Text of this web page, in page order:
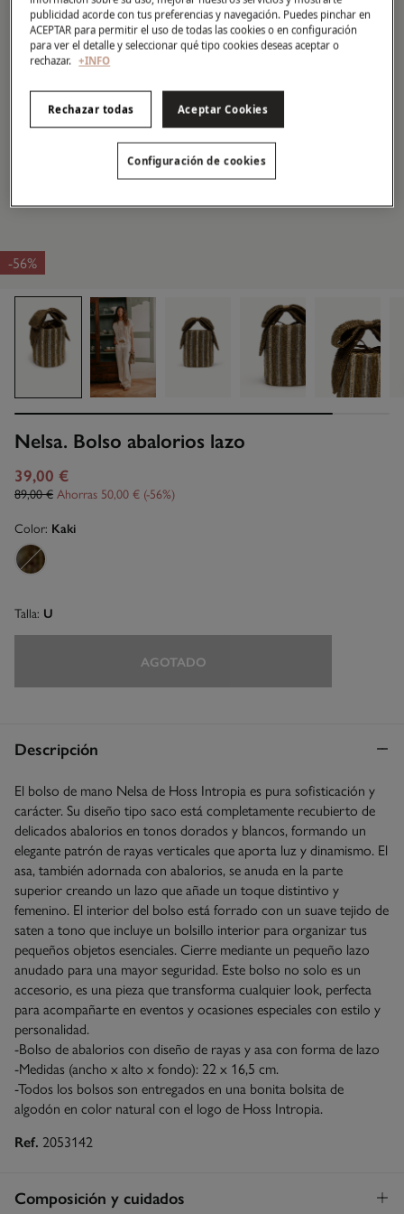
-56%
Nelsa. Bolso abalorios lazo
39,00 €
89,00 € Ahorras 50,00 € 56
Color: Kaki
Talla: U
AGOTADO
Descripción
El bolso de mano Nelsa de Hoss Intropia es pura sofisticación y
carácter. Su diseño tipo saco está completamente recubierto de
delicados abalorios en tonos dorados y blancos, formando un
elegante patrón de rayas verticales que aporta luz y dinamismo. El
asa, también adornada con abalorios, se anuda en la parte
superior creando un lazo que añade un toque distintivo y
femenino. El interior del bolso está forrado con un suave tejido de
saten a tono que incluye un bolsillo interior para organizar tus
pequeños objetos esenciales. Cierre mediante un pequeño lazo
anudado para una mayor seguridad. Este bolso no solo es un
accesorio, es una pieza que transforma cualquier look, perfecta
para acompañarte en eventos y ocasiones especiales con estilo y
personalidad.
-Bolso de abalorios con diseño de rayas y asa con forma de lazo
-Medidas (ancho x alto x fondo): 22 x 16,5 cm.
-Todos los bolsos son entregados en una bonita bolsita de
algodón en color natural con el logo de Hoss Intropia.
Ref. 2053142
Composición y cuidados
publicidad acorde con tus preferencias y navegación. Puedes pinchar en
ACEPTAR para permitir el uso de todas las cookies o en configuración
para ver el detalle y seleccionar qué tipo cookies deseas aceptar o
rechazar. +INFO
Rechazar todas Aceptar Cookies
Configuración de cookies